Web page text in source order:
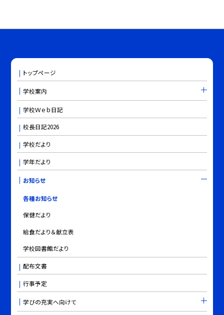
トップページ
学校案内
学校Ｗｅｂ日記
校長日記2026
学校だより
学年だより
お知らせ
各種お知らせ
保健だより
給食だより＆献立表
学校図書館だより
配布文書
行事予定
学びの充実へ向けて